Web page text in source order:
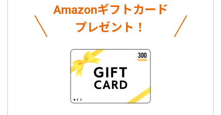
Amazonギフトカード
プレゼント！